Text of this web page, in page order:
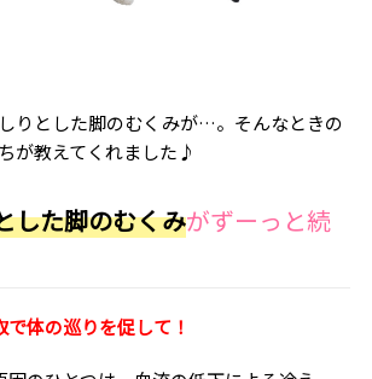
りとした脚のむくみが…。そんなときの
が教えてくれました♪
した脚のむくみがずーっと続
体の巡りを促して！